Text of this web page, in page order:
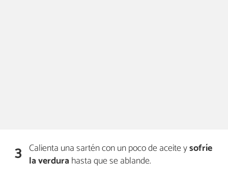
3 Calienta una sartén con un poco de aceite ysofríe
la verdurahasta que se ablande.